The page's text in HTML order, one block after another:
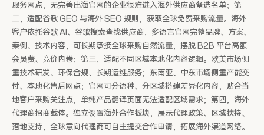
服务网点，无完善出海官网的企业很难进入海外供应商备选名单；第
二，适配谷歌 GEO 与海外 SEO 规则，获取全球免费采购流量。海外
客户依托谷歌 AI、谷歌搜索查找供应商，多语言官网完整品牌、方案、
案例、技术内容，可长期承接全球采购自然流量，摆脱 B2B 平台高额
会员费、竞价内卷；第三，适配不同区域本地化内容逻辑。欧美市场侧
重技术研发、环保合规、长期运维服务；东南亚、中东市场侧重产能交
付、本地化售后网点；官网可分语种、分区域搭建差异化内容，贴合当
地客户采购关注点，单纯产品翻译页面无法适配区域需求；第四，海外
代理商招商载体。独立设置海外合作板块，展示代理政策、区域扶持、
落地支持，全球意向代理商可自主提交合作申请，拓展海外渠道网络。